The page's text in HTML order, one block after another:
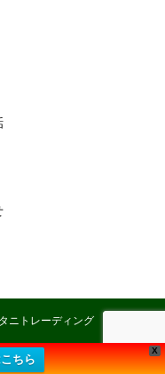
ニトレーディング
X
ちら